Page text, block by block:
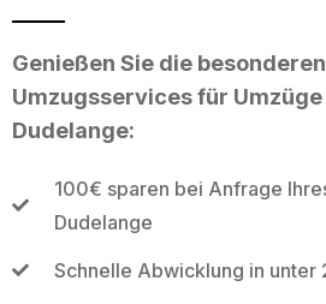
Genießen Sie die
Umzugsservices für
Dudelange:
100€ sparen bei Anfrage
Dudelange
Schnelle Abwicklung in unter